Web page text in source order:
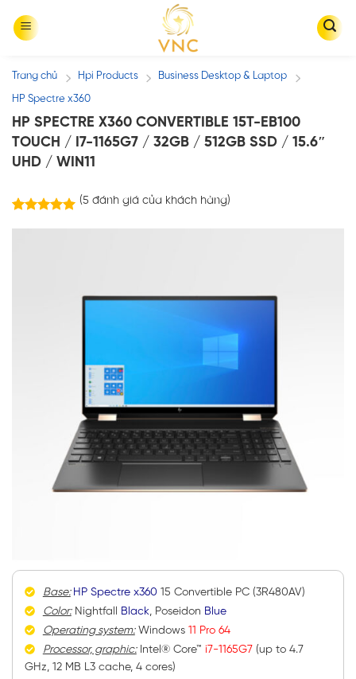
Trang chủ / Hpi Products / Business Desktop & Laptop /
HP Spectre x360
HP SPECTRE X360 CONVERTIBLE 15T-EB100
TOUCH / I7-1165G7 / 32GB / 512GB SSD / 15.6″
UHD / WIN11
(5 đánh giá của khách hàng)
Base: HP Spectre x360 15 Convertible PC (3R480AV)
Color:Nightfall Black, Poseidon Blue
Operating system:Windows 11 Pro 64
Processor, graphic:Intel® Core™ i7-1165G7(up to 4.7
GHz, 12 MB L3 cache, 4 cores)